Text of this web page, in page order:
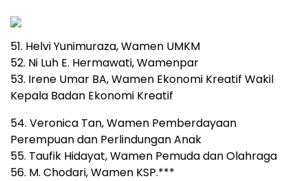
51. Helvi Yunimuraza, Wamen UMKM
52. Ni Luh E. Hermawati, Wamenpar
53. Irene Umar BA, Wamen Ekonomi Kreatif Wakil
Kepala Badan Ekonomi Kreatif
54. Veronica Tan, Wamen Pemberdayaan
Perempuan dan Perlindungan Anak
55. Taufik Hidayat, Wamen Pemuda dan Olahraga
56. M. Chodari, Wamen KSP.***